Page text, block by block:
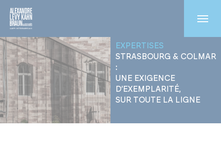
EXPERTISES
STRASBOURG & COLMAR
:
UNE EXIGENCE
D’EXEMPLARITÉ,
SUR TOUTE LA LIGNE